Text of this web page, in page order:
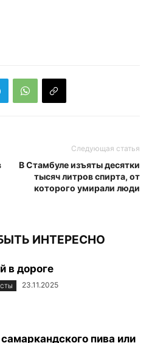
Следующая статья
В Стамбуле изъяты десятки
тысяч литров спирта, от
которого умирали люди
ИНТЕРЕСНО
в дороге
23.11.2025
пива или